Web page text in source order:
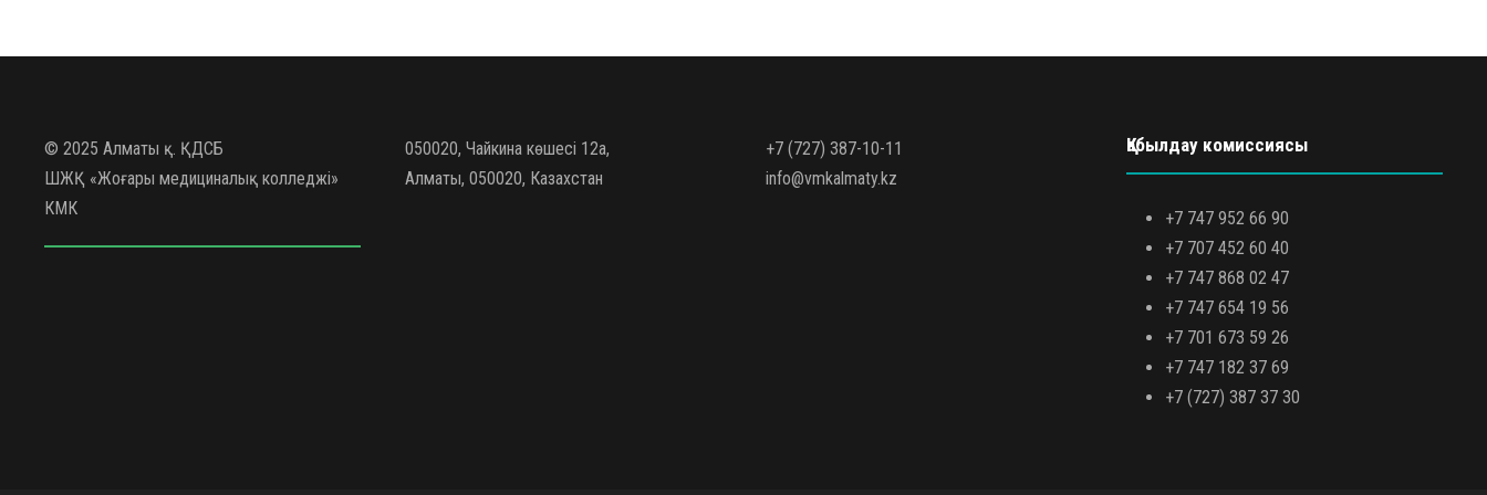
© 2025 Алматы қ. ҚДСБ
ШЖҚ «Жоғары медициналық колледжі»
КМК
050020, Чайкина көшесі 12а,
Алматы, 050020, Казахстан
+7 (727) 387-10-11
info@vmkalmaty.kz
Қабылдау комиссиясы
+7 747 952 66 90
+7 707 452 60 40
+7 747 868 02 47
+7 747 654 19 56
+7 701 673 59 26
+7 747 182 37 69
+7 (727) 387 37 30